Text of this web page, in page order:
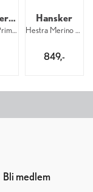
Skihansker til dame
Hestra Xc Primaloft 5F W 100
Hansker
Hestra Merino Windwool Liner 5F 100
849,-
Bli medlem